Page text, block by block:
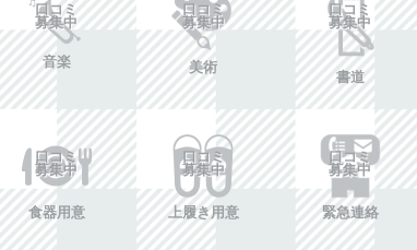
口コミ
募集中
音楽
口コミ
募集中
美術
口コミ
募集中
書道
口コミ
募集中
食器用意
口コミ
募集中
上履き用意
口コミ
募集中
緊急連絡